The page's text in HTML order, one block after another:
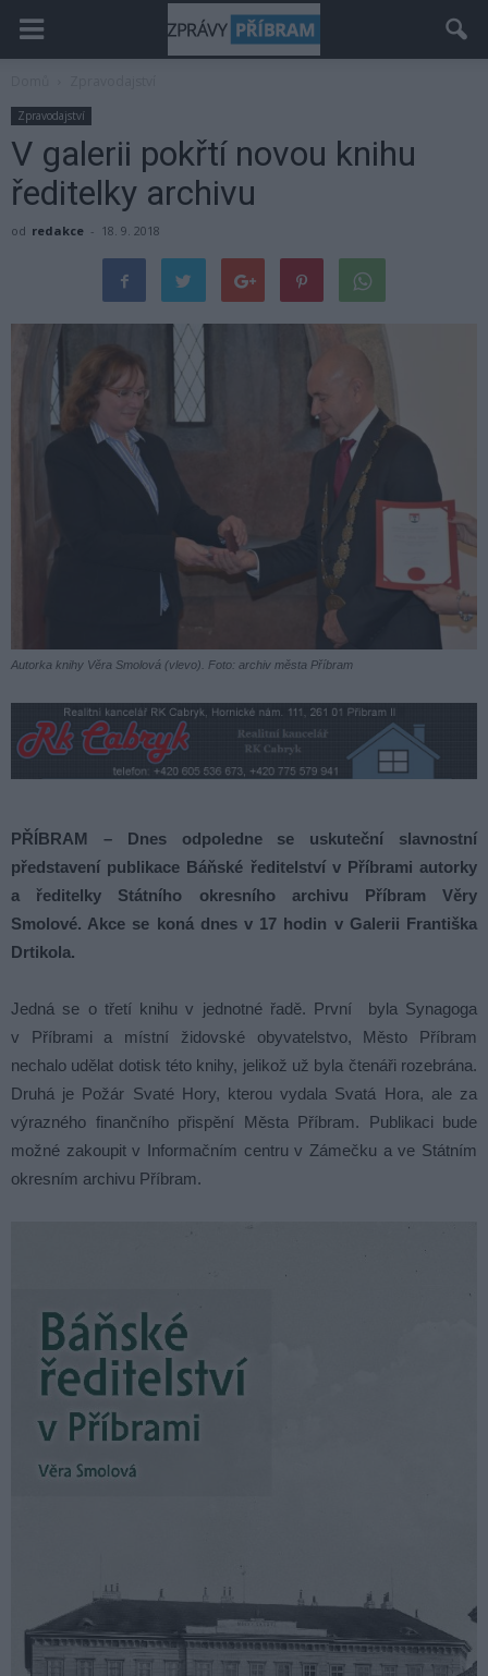
Zpravodajství
V galerii pokřtí novou knihu
ředitelky archivu
od redakce - 18. 9. 2018
Autorka knihy Věra Smolová (vlevo). Foto: archiv města Příbram
PŘÍBRAM – Dnes odpoledne se uskuteční slavnostní
představení publikace Báňské ředitelství v Příbrami autorky
a ředitelky Státního okresního archivu Příbram Věry
Smolové. Akce se koná dnes v 17 hodin v Galerii Františka
Drtikola.
Jedná se o třetí knihu v jednotné řadě. První byla Synagoga
v Příbrami a místní židovské obyvatelstvo, Město Příbram
nechalo udělat dotisk této knihy, jelikož už byla čtenáři rozebrána.
Druhá je Požár Svaté Hory, kterou vydala Svatá Hora, ale za
výrazného finančního přispění Města Příbram. Publikaci bude
možné zakoupit v Informačním centru v Zámečku a ve Státním
okresním archivu Příbram.